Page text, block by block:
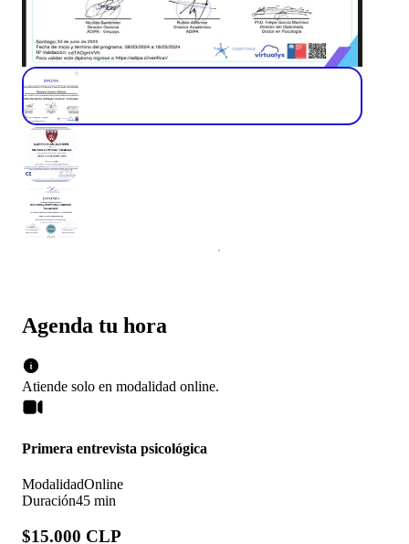
Agenda tu hora
Atiende solo en modalidad online.
Primera entrevista psicológica
ModalidadOnline
Duración45 min
$15.000 CLP